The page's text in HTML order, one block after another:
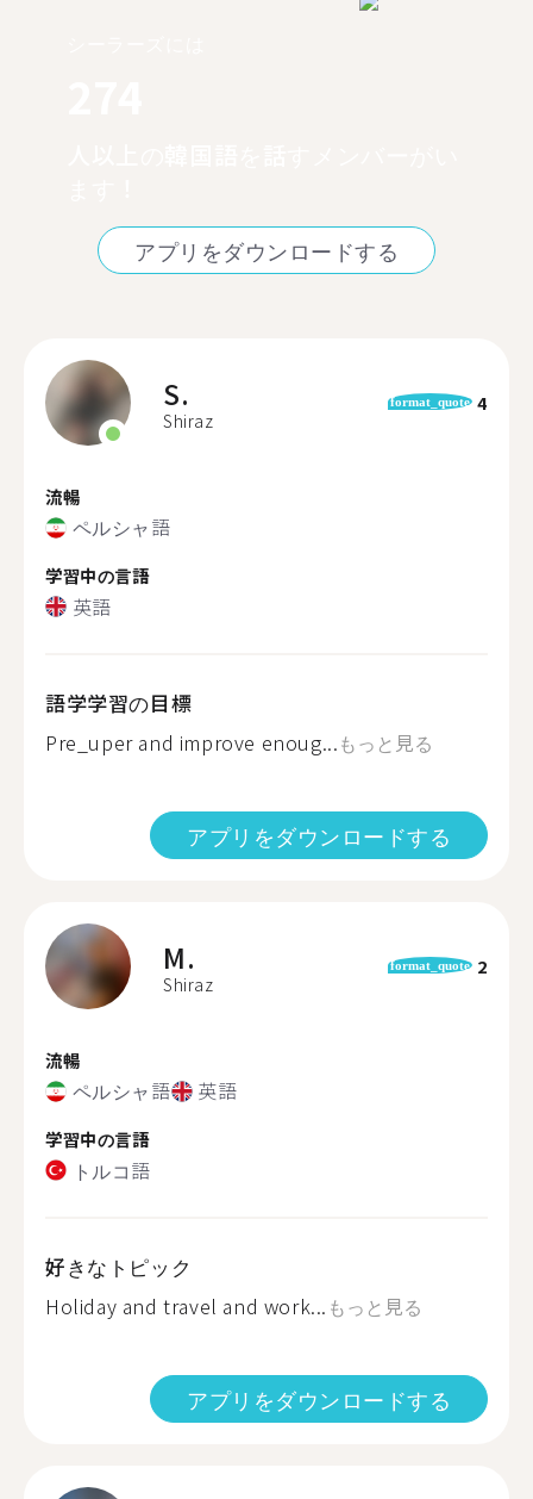
アプリをダウンロードする
S.
Shiraz
format_quote 4
流暢
ペルシャ語
学習中の言語
英語
語学学習の目標
Pre_uper and improve enoug...もっと見る
アプリをダウンロードする
M.
Shiraz
format_quote 2
流暢
ペルシャ語 英語
学習中の言語
トルコ語
好きなトピック
Holiday and travel and work... もっと見る
アプリをダウンロードする